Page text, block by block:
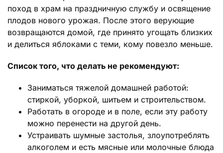
поход в храм на праздничную службу и освящение
плодов нового урожая. После этого верующие
возвращаются домой, где принято угощать близких
и делиться яблоками с теми, кому повезло меньше.
Список того, что делать не рекомендуют:
Заниматься тяжелой домашней работой:
стиркой, уборкой, шитьем и строительством.
Работать в огороде и в поле, если эту работу
можно перенести на другой день.
Устраивать шумные застолья, злоупотреблять
алкоголем и есть мясные или молочные блюда